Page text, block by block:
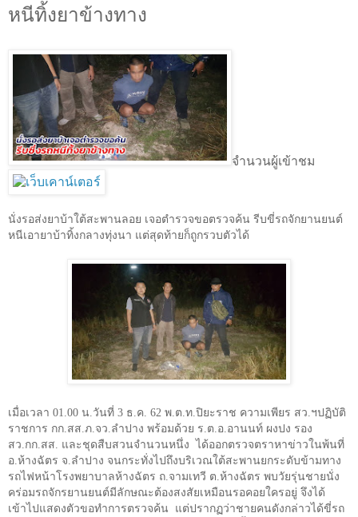
หนีทิ้งยาข้างทาง
จำนวนผู้เข้าชม
นั่งรอส่งยาบ้าใต้สะพานลอย เจอตำรวจขอตรวจค้น รีบขี่รถจักยานยนต์
หนีเอายาบ้าทิ้งกลางทุ่งนา แต่สุดท้ายก็ถูกรวบตัวได้
เมื่อเวลา 01.00 น.วันที่ 3 ธ.ค. 62 พ.ต.ท.ปิยะราช ความเพียร สว.ฯปฏิบัติ
ราชการ กก.สส.ภ.จว.ลำปาง พร้อมด้วย ร.ต.อ.อานนท์ ผงปง รอง
สว.กก.สส. และชุดสืบสวนจำนวนหนึ่ง ได้ออกตรวจตราหาข่าวในพ้นที่
อ.ห้างฉัตร จ.ลำปาง จนกระทั่งไปถึงบริเวณใต้สะพานยกระดับข้ามทาง
รถไฟหน้าโรงพยาบาลห้างฉัตร ถ.จามเทวี ต.ห้างฉัตร พบวัยรุ่นชายนั่ง
คร่อมรถจักรยานยนต์มีลักษณะต้องสงสัยเหมือนรอคอยใครอยู่ จึงได้
เข้าไปแสดงตัวขอทำการตรวจค้น
แต่ปรากฏว่าชายคนดังกล่าวได้ขี่รถ